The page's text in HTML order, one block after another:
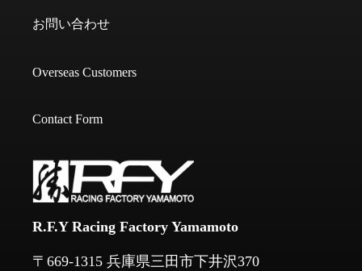
R.F.Y Racing Factory Yamamoto
​​​​​​​〒669-1315 兵庫県三田市下井沢370
お問い合わせ
Overseas Customers
Contact Form